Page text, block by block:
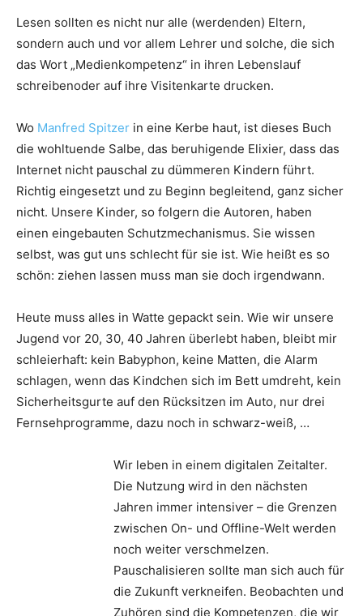
Lesen sollten es nicht nur alle (werdenden) Eltern,
sondern auch und vor allem Lehrer und solche, die sich
das Wort „Medienkompetenz“ in ihren Lebenslauf
schreibenoder auf ihre Visitenkarte drucken.
Wo Manfred Spitzer in eine Kerbe haut, ist dieses Buch
die wohltuende Salbe, das beruhigende Elixier, dass das
Internet nicht pauschal zu dümmeren Kindern führt.
Richtig eingesetzt und zu Beginn begleitend, ganz sicher
nicht. Unsere Kinder, so folgern die Autoren, haben
einen eingebauten Schutzmechanismus. Sie wissen
selbst, was gut uns schlecht für sie ist. Wie heißt es so
schön: ziehen lassen muss man sie doch irgendwann.
Heute muss alles in Watte gepackt sein. Wie wir unsere
Jugend vor 20, 30, 40 Jahren überlebt haben, bleibt mir
schleierhaft: kein Babyphon, keine Matten, die Alarm
schlagen, wenn das Kindchen sich im Bett umdreht, kein
Sicherheitsgurte auf den Rücksitzen im Auto, nur drei
Fernsehprogramme, dazu noch in schwarz-weiß, …
Wir leben in einem digitalen Zeitalter.
Die Nutzung wird in den nächsten
Jahren immer intensiver – die Grenzen
zwischen On- und Offline-Welt werden
noch weiter verschmelzen.
Pauschalisieren sollte man sich auch für
die Zukunft verkneifen. Beobachten und
Zuhören sind die Kompetenzen, die wir